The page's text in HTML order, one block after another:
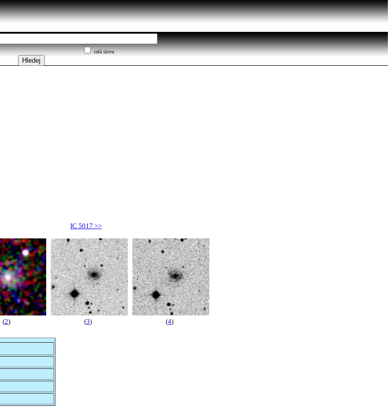
celá slova
IC 5017 >>
(2) (3) (4)